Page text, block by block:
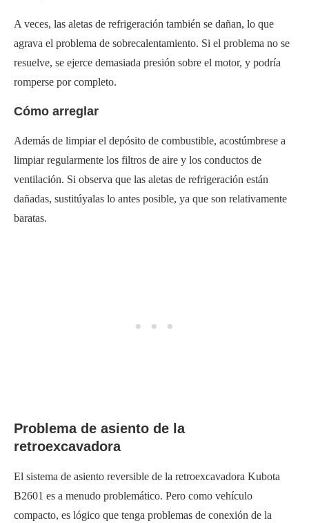
A veces, las aletas de refrigeración también se dañan, lo que
agrava el problema de sobrecalentamiento. Si el problema no se
resuelve, se ejerce demasiada presión sobre el motor, y podría
romperse por completo.
Cómo arreglar
Además de limpiar el depósito de combustible, acostúmbrese a
limpiar regularmente los filtros de aire y los conductos de
ventilación. Si observa que las aletas de refrigeración están
dañadas, sustitúyalas lo antes posible, ya que son relativamente
baratas.
Problema de asiento de la
retroexcavadora
El sistema de asiento reversible de la retroexcavadora Kubota
B2601 es a menudo problemático. Pero como vehículo
compacto, es lógico que tenga problemas de conexión de la